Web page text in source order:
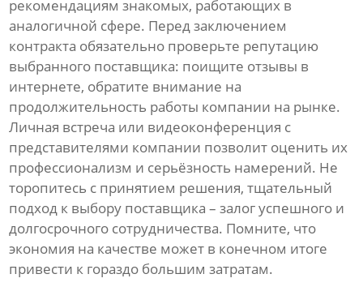
рекомендациям знакомых, работающих в
аналогичной сфере. Перед заключением
контракта обязательно проверьте репутацию
выбранного поставщика: поищите отзывы в
интернете, обратите внимание на
продолжительность работы компании на рынке.
Личная встреча или видеоконференция с
представителями компании позволит оценить их
профессионализм и серьёзность намерений. Не
торопитесь с принятием решения, тщательный
подход к выбору поставщика – залог успешного и
долгосрочного сотрудничества. Помните, что
экономия на качестве может в конечном итоге
привести к гораздо большим затратам.